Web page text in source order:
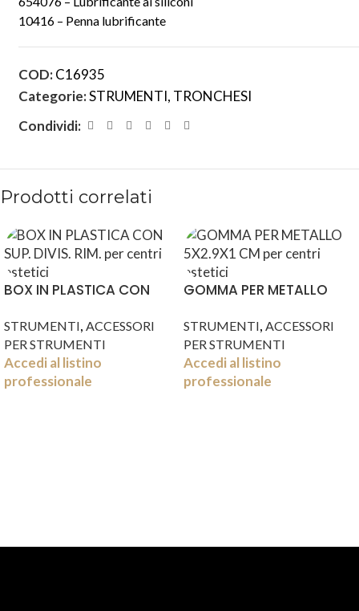
10416 – Penna lubrificante
COD:C16935
Categorie:STRUMENTI, TRONCHESI
Condividi:
Prodotti correlati
BOX IN PLASTICA CON
STRUMENTI, ACCESSORI
PER STRUMENTI
Accedi al listino
professionale
GOMMA PER METALLO
STRUMENTI, ACCESSORI
PER STRUMENTI
Accedi al listino
professionale